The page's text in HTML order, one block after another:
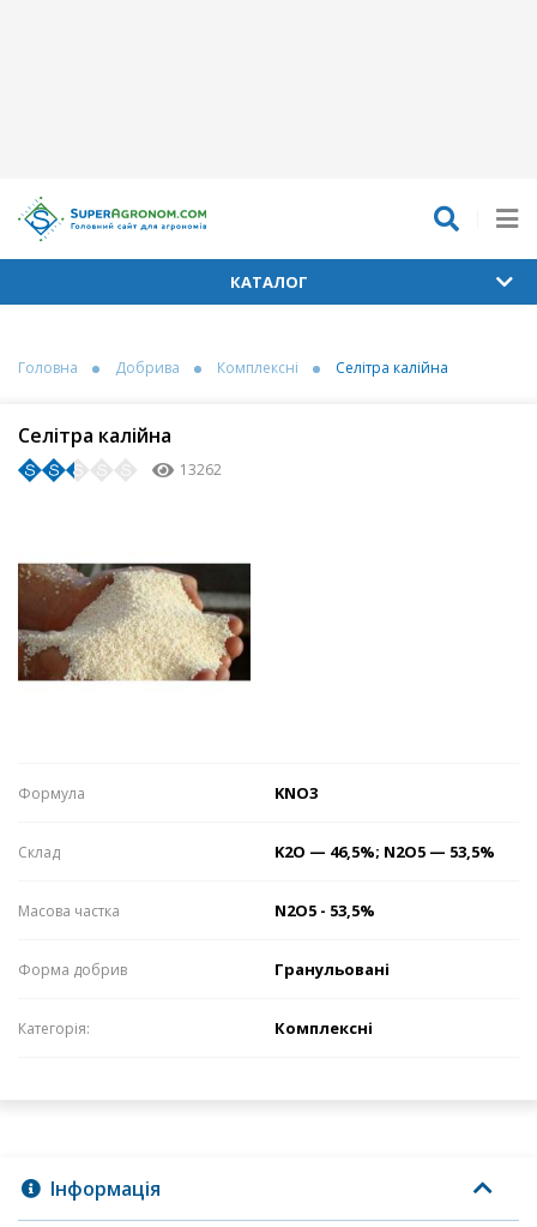
КАТАЛОГ
Головна Добрива Комплексні Селітра калійна
Селітра калійна
13262
Формулa KNO3
Склaд K2О — 46,5%; N2O5 — 53,5%
Мaсовa чaсткa N2O5 - 53,5%
Формa добрив Гранульовані
Категорія: Комплексні
Інформація